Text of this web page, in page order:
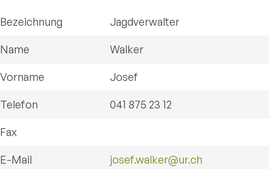
Bezeichnung Jagdverwalter
Name Walker
Vorname Josef
Telefon 041 875 23 12
Fax
E-Mail josef.walker@ur.ch